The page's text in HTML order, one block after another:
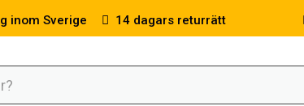
inom Sverige 14 dagars returrätt